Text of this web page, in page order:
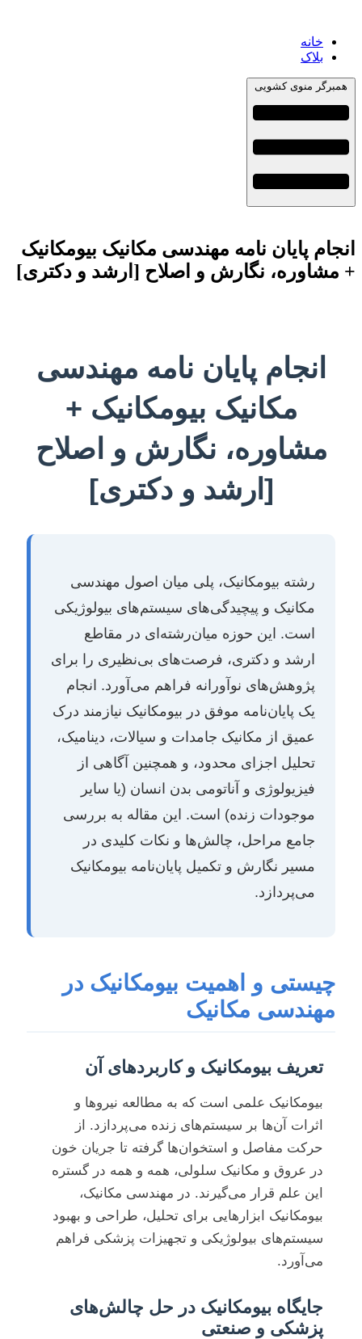
خانه
بلاک
همبرگر منوی کشویی
انجام پایان نامه مهندسی مکانیک بیومکانیک
+ مشاوره، نگارش و اصلاح [ارشد و دکتری]
انجام پایان نامه مهندسی
مکانیک بیومکانیک +
مشاوره، نگارش و اصلاح
[ارشد و دکتری]
رشته بیومکانیک، پلی میان اصول مهندسی
مکانیک و پیچیدگی‌های سیستم‌های بیولوژیکی
است. این حوزه میان‌رشته‌ای در مقاطع
ارشد و دکتری، فرصت‌های بی‌نظیری را برای
پژوهش‌های نوآورانه فراهم می‌آورد. انجام
یک پایان‌نامه موفق در بیومکانیک نیازمند درک
عمیق از مکانیک جامدات و سیالات، دینامیک،
تحلیل اجزای محدود، و همچنین آگاهی از
فیزیولوژی و آناتومی بدن انسان (یا سایر
موجودات زنده) است. این مقاله به بررسی
جامع مراحل، چالش‌ها و نکات کلیدی در
مسیر نگارش و تکمیل پایان‌نامه بیومکانیک
می‌پردازد.
چیستی و اهمیت بیومکانیک در
مهندسی مکانیک
تعریف بیومکانیک و کاربردهای آن
بیومکانیک علمی است که به مطالعه نیروها و
اثرات آن‌ها بر سیستم‌های زنده می‌پردازد. از
حرکت مفاصل و استخوان‌ها گرفته تا جریان خون
در عروق و مکانیک سلولی، همه و همه در گستره
این علم قرار می‌گیرند. در مهندسی مکانیک،
بیومکانیک ابزارهایی برای تحلیل، طراحی و بهبود
سیستم‌های بیولوژیکی و تجهیزات پزشکی فراهم
می‌آورد.
جایگاه بیومکانیک در حل چالش‌های
پزشکی و صنعتی